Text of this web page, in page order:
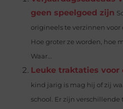
geen speelgoed zijn
origineels te verzinnen voor
Hoe groter ze worden, hoe
Waar...
Leuke traktaties voor
kind jarig is mag hij of zij
school. Er zijn verschillende